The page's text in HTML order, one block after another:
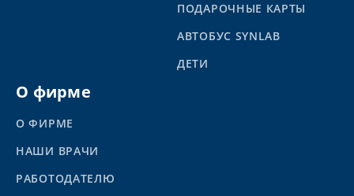
ПОДАРОЧНЫЕ КАРТЫ
АВТОБУС SYNLAB
ДЕТИ
О фирме
О ФИРМЕ
НАШИ ВРАЧИ
РАБОТОДАТЕЛЮ